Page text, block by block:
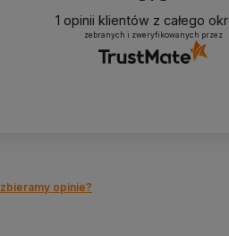
1 opinii klientów z całego
zebranych i zweryfikowanych przez
opinie?